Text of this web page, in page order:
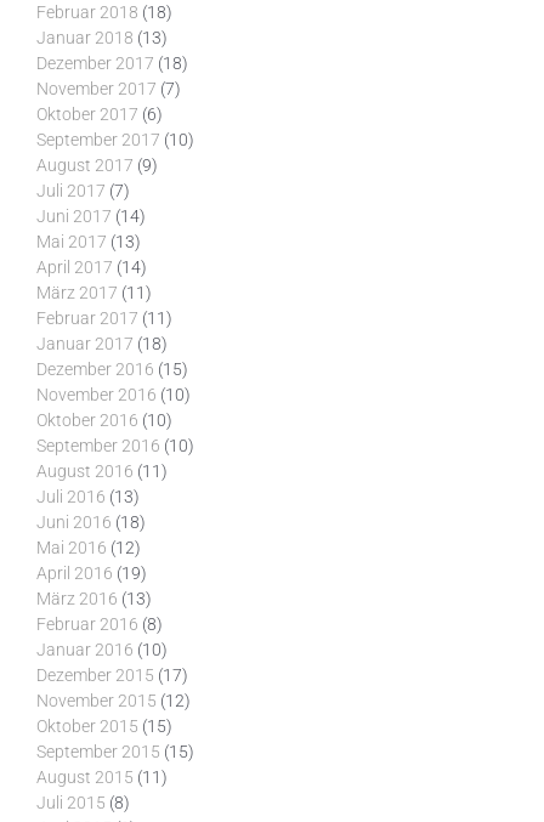
Februar 2018 (18)
Januar 2018 (13)
Dezember 2017 (18)
November 2017 (7)
Oktober 2017 (6)
September 2017 (10)
August 2017 (9)
Juli 2017 (7)
Juni 2017 (14)
Mai 2017 (13)
April 2017 (14)
März 2017 (11)
Februar 2017 (11)
Januar 2017 (18)
Dezember 2016 (15)
November 2016 (10)
Oktober 2016 (10)
September 2016 (10)
August 2016 (11)
Juli 2016 (13)
Juni 2016 (18)
Mai 2016 (12)
April 2016 (19)
März 2016 (13)
Februar 2016 (8)
Januar 2016 (10)
Dezember 2015 (17)
November 2015 (12)
Oktober 2015 (15)
September 2015 (15)
August 2015 (11)
Juli 2015 (8)